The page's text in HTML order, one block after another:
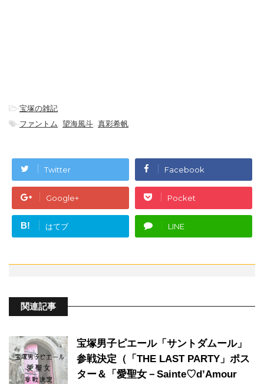
-宝塚の雑記
-ファントム, 望海風斗, 真彩希帆
Twitter Facebook
Google+ Pocket
B! はてブ LINE
関連記事
宝塚男子ピエール「サントダムール」
参戦決定（「THE LAST PARTY」ポス
ター＆「愛聖女－Sainte♡d’Amour